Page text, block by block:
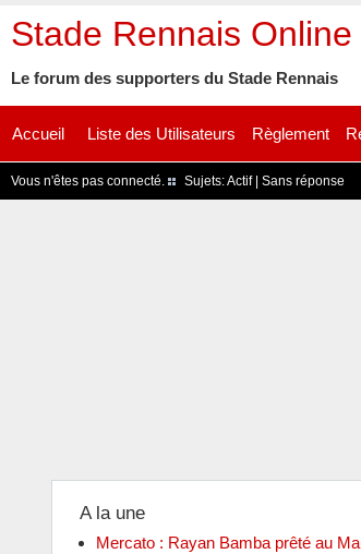
Stade Rennais
Le forum des supporters du Stade Rennais
Accueil Liste des Utilisateurs Règlement
Vous n'êtes pas connecté. Sujets:Actif| Sans réponse
A la une
Mercato : Rayan Bamba prêté au